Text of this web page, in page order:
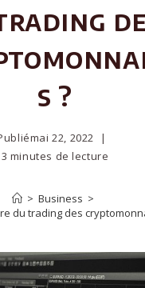
s ?
mai 22, 2022
3 minutes de lecture
> Business >
du trading des